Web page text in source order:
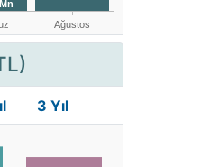
3 Yıl